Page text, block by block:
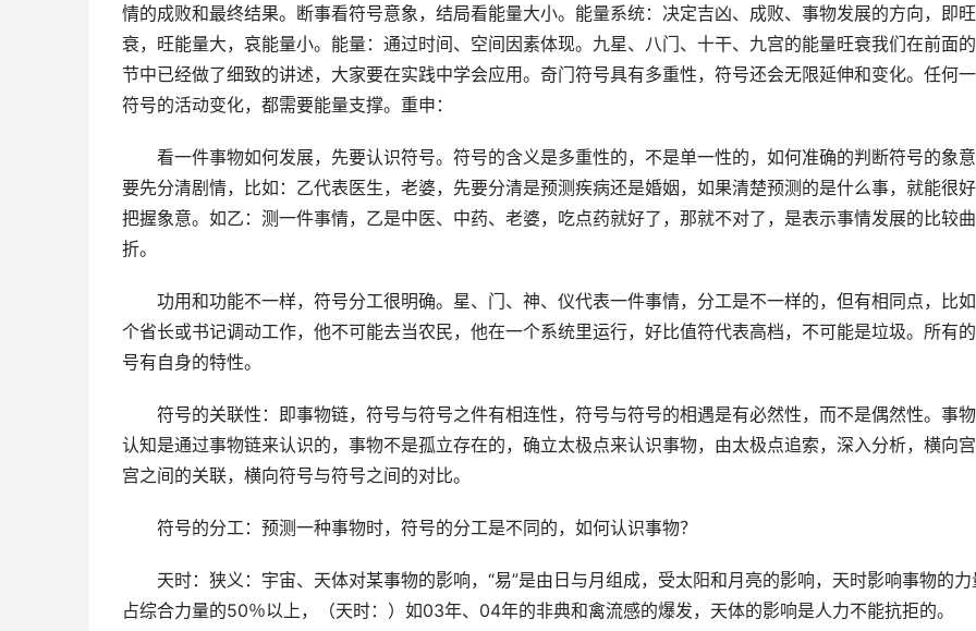
情的成败和最终结果。断事看符号意象，结局看能量大小。能量系统：决定吉凶、成败、事物发展的方向，即旺
衰，旺能量大，哀能量小。能量：通过时间、空间因素体现。九星、八门、十干、九宫的能量旺衰我们在前面
节中已经做了细致的讲述，大家要在实践中学会应用。奇门符号具有多重性，符号还会无限延伸和变化。任何
符号的活动变化，都需要能量支撑。重申：
看一件事物如何发展，先要认识符号。符号的含义是多重性的，不是单一性的，如何准确的判断符号的象意
要先分清剧情，比如：乙代表医生，老婆，先要分清是预测疾病还是婚姻，如果清楚预测的是什么事，就能很
把握象意。如乙：测一件事情，乙是中医、中药、老婆，吃点药就好了，那就不对了，是表示事情发展的比较曲
折。
功用和功能不一样，符号分工很明确。星、门、神、仪代表一件事情，分工是不一样的，但有相同点，比
个省长或书记调动工作，他不可能去当农民，他在一个系统里运行，好比值符代表高档，不可能是垃圾。所有
号有自身的特性。
符号的关联性：即事物链，符号与符号之件有相连性，符号与符号的相遇是有必然性，而不是偶然性。事
认知是通过事物链来认识的，事物不是孤立存在的，确立太极点来认识事物，由太极点追索，深入分析，横向
宫之间的关联，横向符号与符号之间的对比。
符号的分工：预测一种事物时，符号的分工是不同的，如何认识事物？
天时：狭义：宇宙、天体对某事物的影响，“易”是由日与月组成，受太阳和月亮的影响，天时影响事物的力
占综合力量的50％以上，（天时：）如03年、04年的非典和禽流感的爆发，天体的影响是人力不能抗拒的。